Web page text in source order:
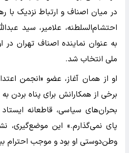
در میان اصناف و ارتباط نزدیک با
احتشام‌السلطنه، علامیر، سید
به عنوان نماینده اصناف تهران
ملی انتخاب شد.
او از همان آغاز، عضو «انجمن
برخی از همکارانش برای پناه بردن
بحران‌های سیاسی، قاطعانه
پای نمی‌گذارم.» این موضع‌گیری،
وطن‌دوستی او بود و موجب احترام